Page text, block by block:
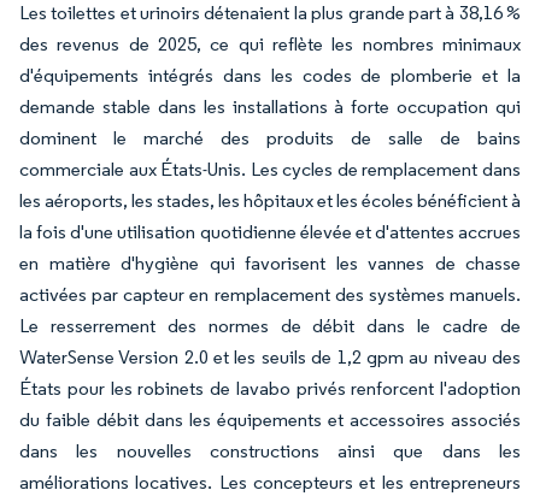
Les toilettes et urinoirs détenaient la plus grande part à 38,16 %
des revenus de 2025, ce qui reflète les nombres minimaux
d'équipements intégrés dans les codes de plomberie et la
demande stable dans les installations à forte occupation qui
dominent le marché des produits de salle de bains
commerciale aux États-Unis. Les cycles de remplacement dans
les aéroports, les stades, les hôpitaux et les écoles bénéficient à
la fois d'une utilisation quotidienne élevée et d'attentes accrues
en matière d'hygiène qui favorisent les vannes de chasse
activées par capteur en remplacement des systèmes manuels.
Le resserrement des normes de débit dans le cadre de
WaterSense Version 2.0 et les seuils de 1,2 gpm au niveau des
États pour les robinets de lavabo privés renforcent l'adoption
du faible débit dans les équipements et accessoires associés
dans les nouvelles constructions ainsi que dans les
améliorations locatives. Les concepteurs et les entrepreneurs